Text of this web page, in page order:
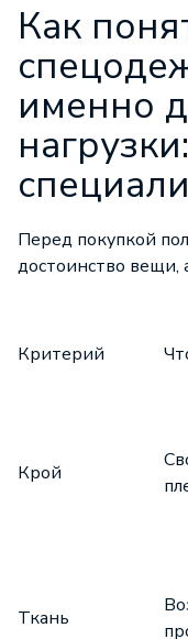
Как
именно
Перед покупкой
достоинство вещи,
Критерий
Крой
Ткань